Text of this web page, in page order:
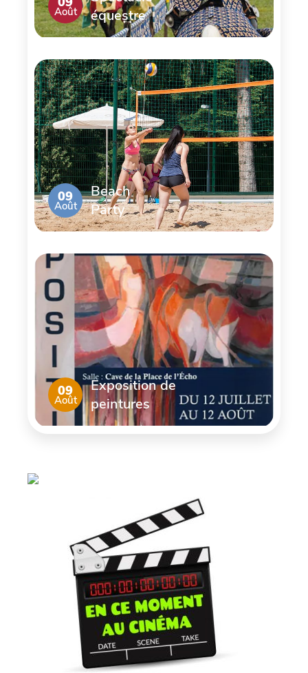
Août
équestre
09
Août
Beach
Party
09
Août
Exposition de
peintures